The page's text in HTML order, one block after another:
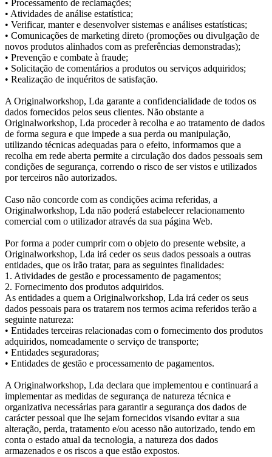
• Processamento de reclamações;
• Atividades de análise estatística;
• Verificar, manter e desenvolver sistemas e análises estatísticas;
• Comunicações de marketing direto (promoções ou divulgação de
novos produtos alinhados com as preferências demonstradas);
• Prevenção e combate à fraude;
• Solicitação de comentários a produtos ou serviços adquiridos;
• Realização de inquéritos de satisfação.
A Originalworkshop, Lda garante a confidencialidade de todos os
dados fornecidos pelos seus clientes. Não obstante a
Originalworkshop, Lda proceder à recolha e ao tratamento de dados
de forma segura e que impede a sua perda ou manipulação,
utilizando técnicas adequadas para o efeito, informamos que a
recolha em rede aberta permite a circulação dos dados pessoais sem
condições de segurança, correndo o risco de ser vistos e utilizados
por terceiros não autorizados.
Caso não concorde com as condições acima referidas, a
Originalworkshop, Lda não poderá estabelecer relacionamento
comercial com o utilizador através da sua página Web.
Por forma a poder cumprir com o objeto do presente website, a
Originalworkshop, Lda irá ceder os seus dados pessoais a outras
entidades, que os irão tratar, para as seguintes finalidades:
1. Atividades de gestão e processamento de pagamentos;
2. Fornecimento dos produtos adquiridos.
As entidades a quem a Originalworkshop, Lda irá ceder os seus
dados pessoais para os tratarem nos termos acima referidos terão a
seguinte natureza:
• Entidades terceiras relacionadas com o fornecimento dos produtos
adquiridos, nomeadamente o serviço de transporte;
• Entidades seguradoras;
• Entidades de gestão e processamento de pagamentos.
A Originalworkshop, Lda declara que implementou e continuará a
implementar as medidas de segurança de natureza técnica e
organizativa necessárias para garantir a segurança dos dados de
carácter pessoal que lhe sejam fornecidos visando evitar a sua
alteração, perda, tratamento e/ou acesso não autorizado, tendo em
conta o estado atual da tecnologia, a natureza dos dados
armazenados e os riscos a que estão expostos.